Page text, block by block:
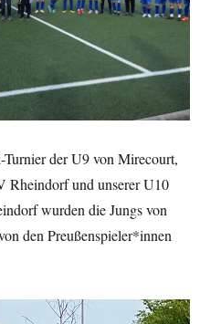
der U9 von Mirecourt,
Rheindorf und unserer U10
wurden die Jungs von
den Preußenspieler*innen